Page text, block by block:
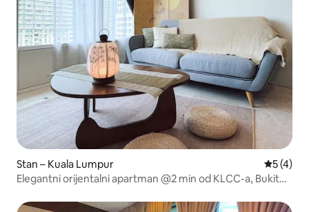
Stan – Kuala Lumpur
5 (4)
Elegantni orijentalni apartman @2 min od KLCC-a, Bukit